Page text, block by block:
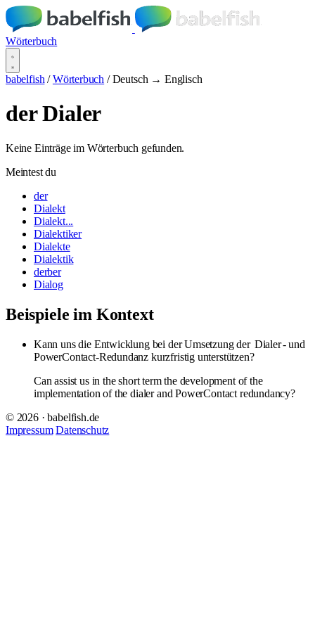
Wörterbuch
babelfish / Wörterbuch / Deutsch → Englisch
der Dialer
Keine Einträge im Wörterbuch gefunden.
Meintest du
der
Dialekt
Dialekt...
Dialektiker
Dialekte
Dialektik
derber
Dialog
Beispiele im Kontext
Kann uns die Entwicklung bei der Umsetzung der Dialer- und
PowerContact-Redundanz kurzfristig unterstützen?
Can assist us in the short term the development of the
implementation of the dialer and PowerContact redundancy?
© 2026 · babelfish.de
Impressum Datenschutz